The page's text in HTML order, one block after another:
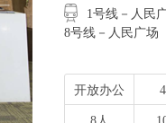
1号线－人民广
8号线－人民广场
开放办公